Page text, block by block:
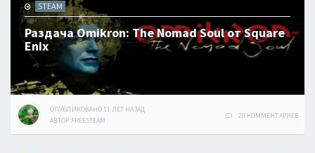
STEAM
Раздача Omikron: The Nomad Soul от Square
Enix
ОПУБЛИКОВАНО 11 ЛЕТНАЗАД
АВТОР:FREESTEAM
20 КОММЕНТАРИЕВ